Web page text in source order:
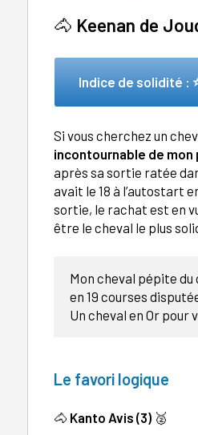
🐴 Keenan de
Indice de solidité :
Si vous cherchez un
incontournable de mon
après sa sortie ratée
avait le 18 à l’autostart
sortie, le rachat est en
être le cheval le plus
Mon cheval pépite
en 19 courses
Un cheval en Or pour
Le favori logique
🐴 Kanto Avis (3) 🥈